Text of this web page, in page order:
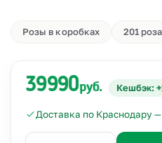
Розы в коробках 201
39990руб. Кешбэк:
Доставка по Краснодару —